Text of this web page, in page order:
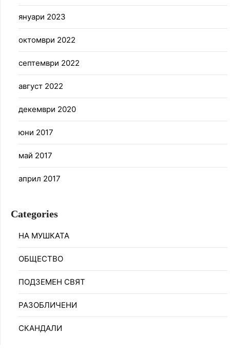
януари 2023
октомври 2022
септември 2022
август 2022
декември 2020
юни 2017
май 2017
април 2017
Categories
НА МУШКАТА
ОБЩЕСТВО
ПОДЗЕМЕН СВЯТ
РАЗОБЛИЧЕНИ
СКАНДАЛИ